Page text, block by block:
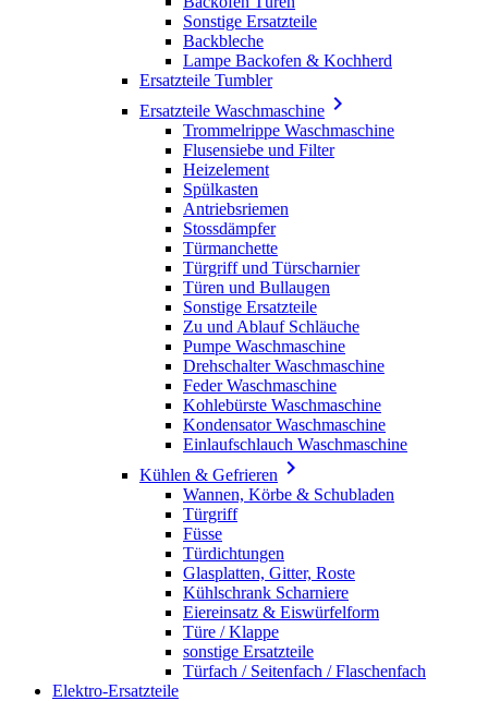
Sonstige Ersatzteile
Backbleche
Lampe Backofen & Kochherd
Ersatzteile Tumbler
Ersatzteile Waschmaschine 
Trommelrippe Waschmaschine
Flusensiebe und Filter
Heizelement
Spülkasten
Antriebsriemen
Stossdämpfer
Türmanchette
Türgriff und Türscharnier
Türen und Bullaugen
Sonstige Ersatzteile
Zu und Ablauf Schläuche
Pumpe Waschmaschine
Drehschalter Waschmaschine
Feder Waschmaschine
Kohlebürste Waschmaschine
Kondensator Waschmaschine
Einlaufschlauch Waschmaschine
Kühlen & Gefrieren 
Wannen, Körbe & Schubladen
Türgriff
Füsse
Türdichtungen
Glasplatten, Gitter, Roste
Kühlschrank Scharniere
Eiereinsatz & Eiswürfelform
Türe / Klappe
sonstige Ersatzteile
Türfach / Seitenfach / Flaschenfach
Elektro-Ersatzteile